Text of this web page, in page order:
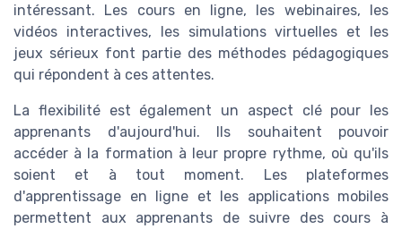
intéressant. Les cours en ligne, les webinaires, les
vidéos interactives, les simulations virtuelles et les
jeux sérieux font partie des méthodes pédagogiques
qui répondent à ces attentes.
La flexibilité est également un aspect clé pour les
apprenants d'aujourd'hui. Ils souhaitent pouvoir
accéder à la formation à leur propre rythme, où qu'ils
soient et à tout moment. Les plateformes
d'apprentissage en ligne et les applications mobiles
permettent aux apprenants de suivre des cours à